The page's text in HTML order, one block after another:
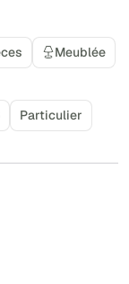
Meublée
Particulier